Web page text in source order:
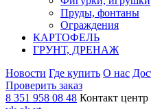
Пруды, фонтаны
Ограждения
КАРТОФЕЛЬ
ГРУНТ, ДРЕНАЖ
Новости Где купить О нас
Проверить заказ
8 351 958 08 48 Контакт